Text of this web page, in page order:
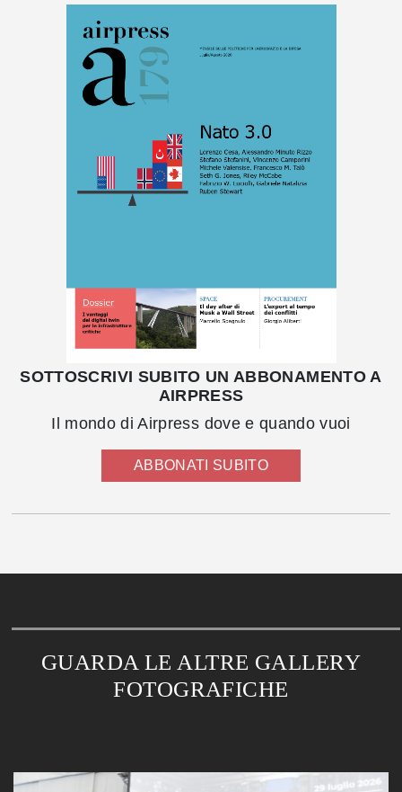
SOTTOSCRIVI SUBITO UN ABBONAMENTO A
AIRPRESS
Il mondo di Airpress dove e quando vuoi
ABBONATI SUBITO
GUARDA LE ALTRE GALLERY
FOTOGRAFICHE